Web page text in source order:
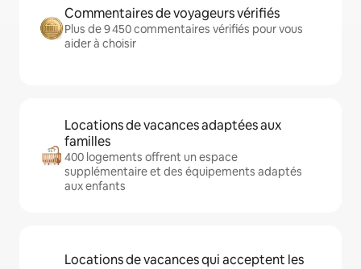
Commentaires de voyageurs vérifiés
Plus de 9 450 commentaires vérifiés pour vous
aider à choisir
Locations de vacances adaptées aux
familles
400 logements offrent un espace
supplémentaire et des équipements adaptés
aux enfants
Locations de vacances qui acceptent les